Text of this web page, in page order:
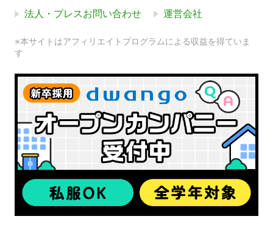
法人・プレスお問い合わせ 運営会社
※本サイトはアフィリエイトプログラムによる収益を得ていま
す